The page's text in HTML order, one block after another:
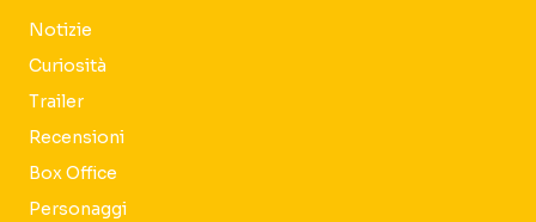
Notizie
Curiosità
Trailer
Recensioni
Box Office
Personaggi